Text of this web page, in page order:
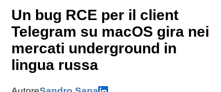
Un bug RCE per il client
Telegram su macOS gira nei
mercati underground in
lingua russa